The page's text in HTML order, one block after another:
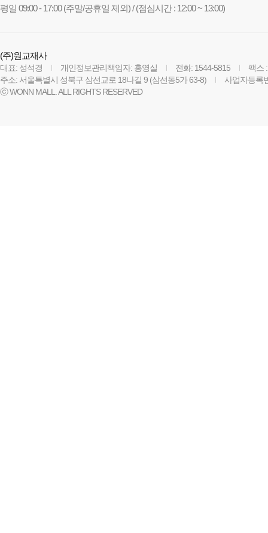
평일 09:00 - 17:00 (주말/공휴일 제외) / (점심시간 : 12:00 ~ 13:00)
(주)원교재사
대표: 성석경 개인정보관리책임자: 홍영실 전화: 1544-5815
팩스
주소: 서울특별시 성북구 삼선교로 18나길 9 (삼선동5가 63-8)
사업자등록
ⓒ WONN MALL. ALL RIGHTS RESERVED